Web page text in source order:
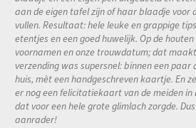
aan de eigen tafel zijn of haar blaadje voor
vullen. Resultaat: hele leuke en grappige
etentjes en een goed huwelijk. Op de
voornamen en onze trouwdatum; dat
verzending was supersnel: binnen een
huis, mèt een handgeschreven kaartje. En
er nog een felicitatiekaart van de meiden in
dat voor een hele grote glimlach zorgde.
aanrader!